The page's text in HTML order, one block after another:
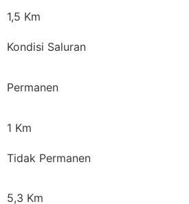
1,5 Km
Kondisi Saluran
Permanen
1 Km
Tidak Permanen
5,3 Km